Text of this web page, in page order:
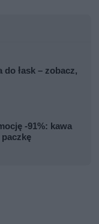
do łask – zobacz,
-91%: kawa
paczkę